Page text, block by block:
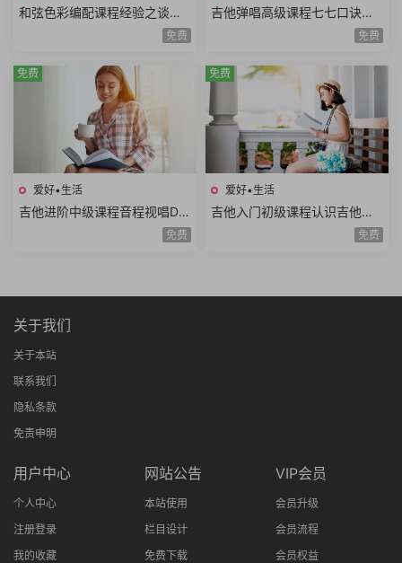
和弦色彩编配课程经验之谈伴
奏方法高级和弦编曲解析扒谱
免费
吉他弹唱高级课程七七口诀音
程推算简谱视唱和弦构成音阶
免费
爱好•生活
吉他进阶中级课程音程视唱D调
和弦靠弦练习扫弦基础强五和
免费
免费
爱好•生活
吉他入门初级课程认识吉他调
音调弦E调音阶弹唱练习基础乐
免费
免费
关于我们
关于本站
联系我们
隐私条款
免责申明
用户中心
个人中心
注册登录
我的收藏
网站公告
本站使用
栏目设计
免费下载
VIP会员
会员升级
会员流程
会员权益